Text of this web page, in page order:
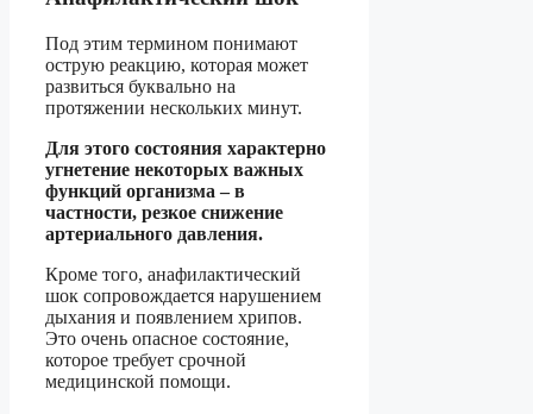
Под этим термином понимают
острую реакцию, которая может
развиться буквально на
протяжении нескольких минут.
Для этого состояния характерно
угнетение некоторых важных
функций организма – в
частности, резкое снижение
артериального давления.
Кроме того, анафилактический
шок сопровождается нарушением
дыхания и появлением хрипов.
Это очень опасное состояние,
которое требует срочной
медицинской помощи.